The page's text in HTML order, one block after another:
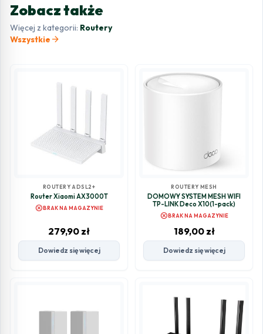
Zobacz także
Więcej z kategorii: Routery
Wszystkie arrow_forward
ROUTERY ADSL2+
Router Xiaomi AX3000T
cancelBRAK NA MAGAZYNIE
279,90 zł
Dowiedz się więcej
ROUTERY MESH
DOMOWY SYSTEM MESH WIFI
TP-LINK Deco X10(1-pack)
cancelBRAK NA MAGAZYNIE
189,00 zł
Dowiedz się więcej